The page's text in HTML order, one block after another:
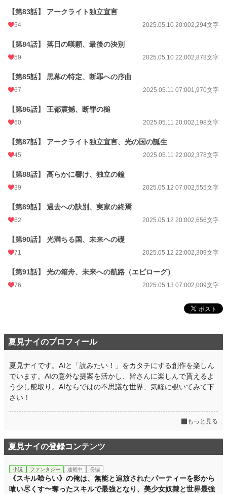
【第83話】 アークライト独立宣言
54 2025.05.10 20:002,294文字
【第84話】 落日の嘆願、最後の決別
59 2025.05.10 22:002,878文字
【第85話】 黒幕の特定、断罪への序曲
67 2025.05.11 07:001,970文字
【第86話】 王都震撼、断罪の槌
60 2025.05.11 20:002,198文字
【第87話】 アークライト独立宣言、光の国の誕生
45 2025.05.11 22:002,378文字
【第88話】 高らかに響け、独立の鐘
39 2025.05.12 07:002,555文字
【第89話】 過去への訣別、実家の終焉
62 2025.05.12 20:002,656文字
【第90話】 光満ちる国、未来への礎
71 2025.05.12 22:002,309文字
【第91話】 光の箱舟、未来への航路（エピローグ）
76 2025.05.13 07:002,009文字
夏見ナイのプロフィール
夏見ナイです。AIと「読みたい！」をカタチにする創作を楽しん
でいます。AIの意外な提案を活かし、皆さんに楽しんで貰えるよ
う少し舵取り。AIならではの不思議な世界、気軽に覗いてみて下
さい！
もっと見る
夏見ナイの登録コンテンツ
小説 ファンタジー 連載中 長編
《スキル喰らい》の俺は、無能と追放されたパーティーを影から
喰い尽くす〜奪ったスキルで最強となり、美少女奴隷と世界最強